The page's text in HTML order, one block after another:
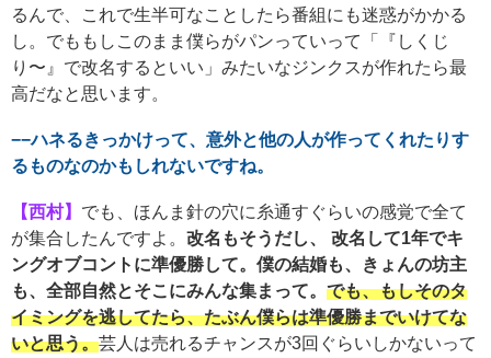
るんで、これで生半可なことしたら番組にも迷惑がかかる
し。でももしこのまま僕らがパンっていって「『しくじ
り〜』で改名するといい」みたいなジンクスが作れたら最
高だなと思います。
−−ハネるきっかけって、意外と他の人が作ってくれたりす
るものなのかもしれないですね。
【西村】 でも、ほんま針の穴に糸通すぐらいの感覚で全て
が集合したんですよ。 改名もそうだし、 改名して1年でキ
ングオブコントに準優勝して。僕の結婚も、きょんの坊主
も、全部自然とそこにみんな集まって。 でも、もしそのタ
イミングを逃してたら、たぶん僕らは準優勝までいけてな
いと思う。芸人は売れるチャンスが3回ぐらいしかないって